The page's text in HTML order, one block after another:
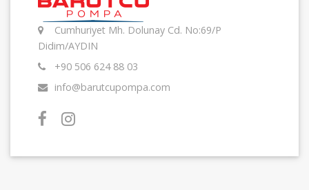
Cumhuriyet Mh. Dolunay Cd. No:69/P
Didim/AYDIN
+90 506 624 88 03
info@barutcupompa.com